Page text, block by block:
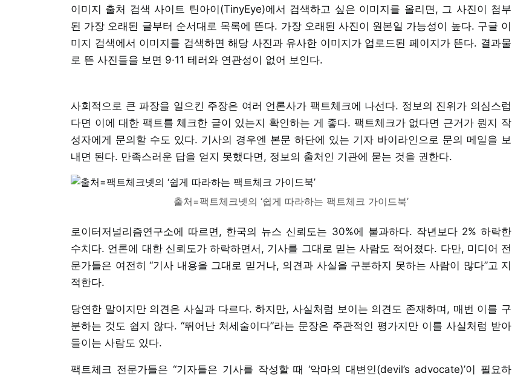
이미지 출처 검색 사이트 틴아이(TinyEye)에서 검색하고 싶은 이미지를 올리면, 그 사진이 첨부
된 가장 오래된 글부터 순서대로 목록에 뜬다. 가장 오래된 사진이 원본일 가능성이 높다. 구글 이
미지 검색에서 이미지를 검색하면 해당 사진과 유사한 이미지가 업로드된 페이지가 뜬다. 결과물
로 뜬 사진들을 보면 9·11 테러와 연관성이 없어 보인다.
사회적으로 큰 파장을 일으킨 주장은 여러 언론사가 팩트체크에 나선다. 정보의 진위가 의심스럽
다면 이에 대한 팩트를 체크한 글이 있는지 확인하는 게 좋다. 팩트체크가 없다면 근거가 뭔지 작
성자에게 문의할 수도 있다. 기사의 경우엔 본문 하단에 있는 기자 바이라인으로 문의 메일을 보
내면 된다. 만족스러운 답을 얻지 못했다면, 정보의 출처인 기관에 묻는 것을 권한다.
출처=팩트체크넷의 ‘쉽게 따라하는 팩트체크 가이드북’
로이터저널리즘연구소에 따르면, 한국의 뉴스 신뢰도는 30%에 불과하다. 작년보다 2% 하락한
수치다. 언론에 대한 신뢰도가 하락하면서, 기사를 그대로 믿는 사람도 적어졌다. 다만, 미디어 전
문가들은 여전히 “기사 내용을 그대로 믿거나, 의견과 사실을 구분하지 못하는 사람이 많다”고 지
적한다.
당연한 말이지만 의견은 사실과 다르다. 하지만, 사실처럼 보이는 의견도 존재하며, 매번 이를 구
분하는 것도 쉽지 않다. “뛰어난 처세술이다”라는 문장은 주관적인 평가지만 이를 사실처럼 받아
들이는 사람도 있다.
팩트체크 전문가들은 “기자들은 기사를 작성할 때 ‘악마의 대변인(devil’s advocate)’이 필요하